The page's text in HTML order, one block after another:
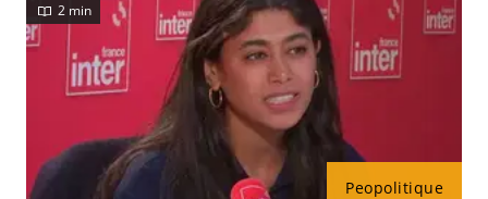
Peopolitique
2 min